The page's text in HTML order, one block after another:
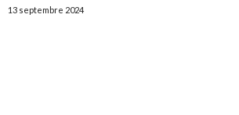
13 septembre 2024